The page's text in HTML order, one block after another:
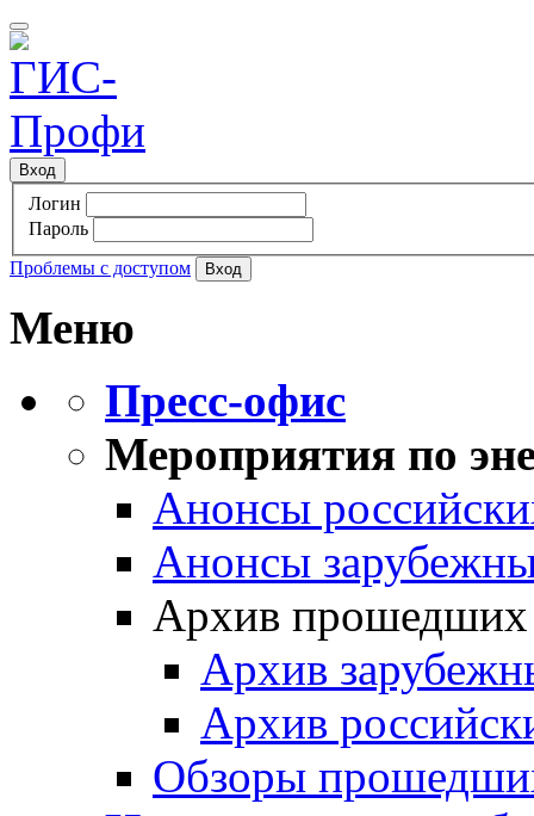
Вход
Логин
Пароль
Проблемы с доступом
Меню
Пресс-офис
Мероприятия по
Анонсы
Анонсы
Архив прошедших
Архив
Архив
Обзоры